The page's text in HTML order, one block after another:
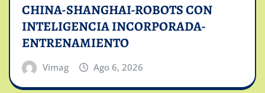
CHINA-SHANGHAI-ROBOTS CON
INTELIGENCIA INCORPORADA-
ENTRENAMIENTO
Vimag Ago 6, 2026